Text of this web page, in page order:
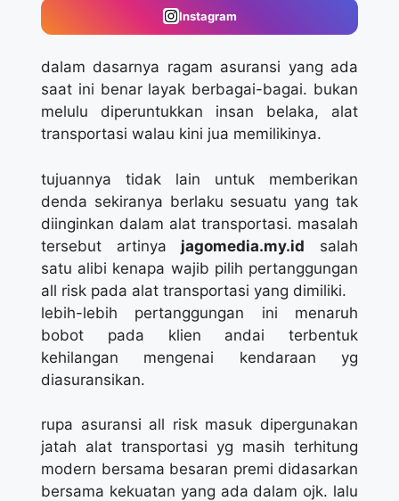
Instagram
dalam dasarnya ragam asuransi yang ada
saat ini benar layak berbagai-bagai. bukan
melulu diperuntukkan insan belaka, alat
transportasi walau kini jua memilikinya.
tujuannya tidak lain untuk memberikan
denda sekiranya berlaku sesuatu yang tak
diinginkan dalam alat transportasi. masalah
tersebut artinya jagomedia.my.id salah
satu alibi kenapa wajib pilih pertanggungan
all risk pada alat transportasi yang dimiliki.
lebih-lebih pertanggungan ini menaruh
bobot pada klien andai terbentuk
kehilangan mengenai kendaraan yg
diasuransikan.
rupa asuransi all risk masuk dipergunakan
jatah alat transportasi yg masih terhitung
modern bersama besaran premi didasarkan
bersama kekuatan yang ada dalam ojk. lalu